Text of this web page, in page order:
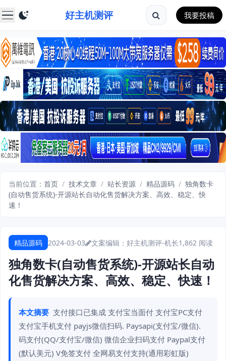
好主机测评 我要投稿
当前位置： 首页 / 技术文章 / 站长资源 / 精品源码 / 独角数卡
(自动售货系统)-开源站长自动化售货解决方案、高效、稳定、快
速！
精品源码 2024-03-03 文案编辑：好主机测评-机长1,862 阅读
独角数卡(自动售货系统)-开源站长自动
化售货解决方案、高效、稳定、快速！
本文摘要 支付接口已集成 支付宝当面付 支付宝PC支付
支付宝手机支付 payjs微信扫码. Paysapi(支付宝/微信).
码支付(QQ/支付宝/微信) 微信企业扫码支付 Paypal支付
(默认美元) V免签支付 全网易支付支持(通用彩虹版)